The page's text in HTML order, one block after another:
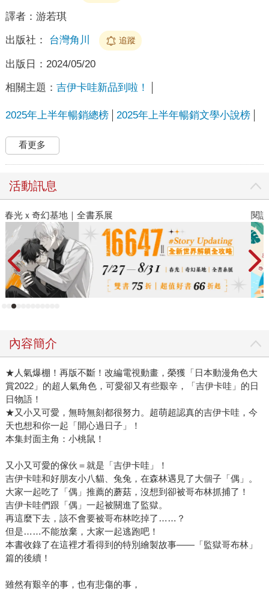
譯者： 游若琪
出版社： 台灣角川 追蹤
出版日： 2024/05/20
相關主題： 吉伊卡哇新品到啦！
2025年上半年暢銷總榜 2025年上半年暢銷文學小說榜
看更多
活動訊息
閱讀漫遊錄-2026上半年暢銷榜
內容簡介
★人氣爆棚！再版不斷！改編電視動畫，榮獲「日本動漫角色大
賞2022」的超人氣角色，可愛卻又有些艱辛，「吉伊卡哇」的日
日物語！
★又小又可愛，無時無刻都很努力。超萌超認真的吉伊卡哇，今
天也想和你一起「開心過日子」！
本集封面主角：小桃鼠！
又小又可愛的傢伙＝就是「吉伊卡哇」！
吉伊卡哇和好朋友小八貓、兔兔，在森林遇見了大個子「偶」。
大家一起吃了「偶」推薦的蘑菇，沒想到卻被哥布林抓捕了！
吉伊卡哇們跟「偶」一起被關進了監獄。
再這麼下去，該不會要被哥布林吃掉了……？
但是……不能放棄，大家一起逃跑吧！
本書收錄了在這裡才看得到的特別繪製故事——「監獄哥布林」
篇的後續！
雖然有艱辛的事，也有悲傷的事，